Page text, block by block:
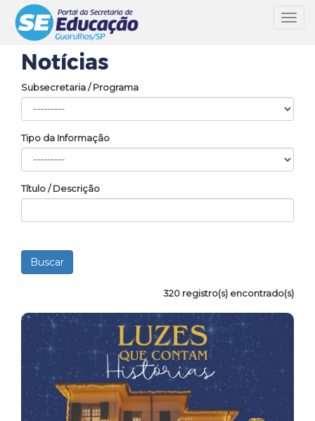
Notícias
Subsecretaria / Programa
Tipo da Informação
Título / Descrição
320 registro(s) encontrado(s)